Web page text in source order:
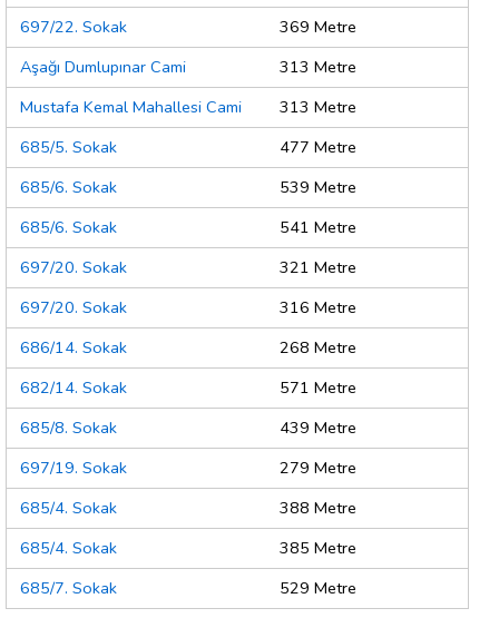
697/22. Sokak
369 Metre
Aşağı Dumlupınar Cami
313 Metre
Mustafa Kemal Mahallesi Cami
313 Metre
685/5. Sokak
477 Metre
685/6. Sokak
539 Metre
685/6. Sokak
541 Metre
697/20. Sokak
321 Metre
697/20. Sokak
316 Metre
686/14. Sokak
268 Metre
682/14. Sokak
571 Metre
685/8. Sokak
439 Metre
697/19. Sokak
279 Metre
685/4. Sokak
388 Metre
685/4. Sokak
385 Metre
685/7. Sokak
529 Metre